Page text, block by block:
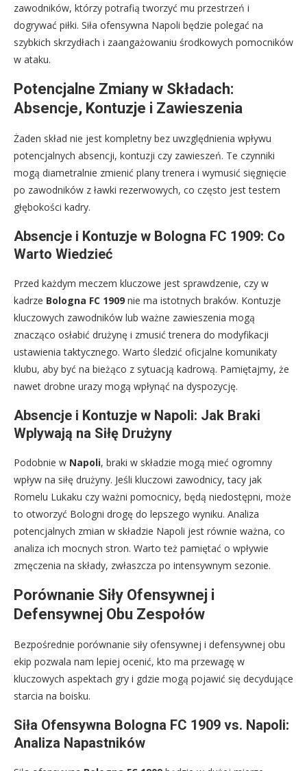
zawodników, którzy potrafią tworzyć mu przestrzeń i
dogrywać piłki. Siła ofensywna Napoli będzie polegać na
szybkich skrzydłach i zaangażowaniu środkowych pomocników
w ataku.
Potencjalne Zmiany w Składach:
Absencje, Kontuzje i Zawieszenia
Żaden skład nie jest kompletny bez uwzględnienia wpływu
potencjalnych absencji, kontuzji czy zawieszeń. Te czynniki
mogą diametralnie zmienić plany trenera i wymusić sięgnięcie
po zawodników z ławki rezerwowych, co często jest testem
głębokości kadry.
Absencje i Kontuzje w Bologna FC 1909: Co
Warto Wiedzieć
Przed każdym meczem kluczowe jest sprawdzenie, czy w
kadrze Bologna FC 1909 nie ma istotnych braków. Kontuzje
kluczowych zawodników lub ważne zawieszenia mogą
znacząco osłabić drużynę i zmusić trenera do modyfikacji
ustawienia taktycznego. Warto śledzić oficjalne komunikaty
klubu, aby być na bieżąco z sytuacją kadrową. Pamiętajmy, że
nawet drobne urazy mogą wpłynąć na dyspozycję.
Absencje i Kontuzje w Napoli: Jak Braki
Wplywają na Siłę Drużyny
Podobnie w Napoli, braki w składzie mogą mieć ogromny
wpływ na siłę drużyny. Jeśli kluczowi zawodnicy, tacy jak
Romelu Lukaku czy ważni pomocnicy, będą niedostępni, może
to otworzyć Bologni drogę do lepszego wyniku. Analiza
potencjalnych zmian w składzie Napoli jest równie ważna, co
analiza ich mocnych stron. Warto też pamiętać o wpływie
zmęczenia na składy, zwłaszcza po intensywnym sezonie.
Porównanie Siły Ofensywnej i
Defensywnej Obu Zespołów
Bezpośrednie porównanie siły ofensywnej i defensywnej obu
ekip pozwala nam lepiej ocenić, kto ma przewagę w
kluczowych aspektach gry i gdzie mogą pojawić się decydujące
starcia na boisku.
Siła Ofensywna Bologna FC 1909 vs. Napoli:
Analiza Napastników